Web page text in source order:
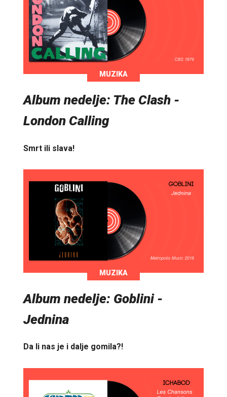
MUZIKA
Album nedelje: The Clash -
London Calling
Smrt ili slava!
MUZIKA
Album nedelje: Goblini -
Jednina
Da li nas je i dalje gomila?!